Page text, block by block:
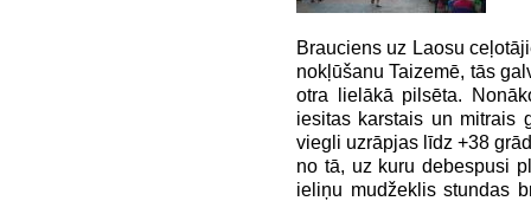
Brauciens uz Laosu
nokļūšanu Taizemē, tās
otra lielākā pilsēta.
iesitas karstais un mitrais
viegli uzrāpjas līdz +38
no tā, uz kuru debespusi
ieliņu mudžeklis stundas